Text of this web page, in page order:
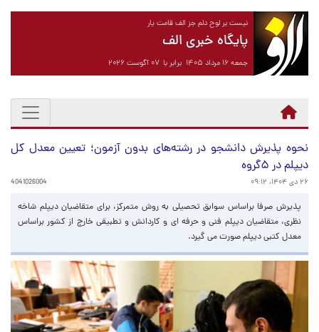
نیست بر لوح دلم جز الف قامت یار
پایگاه خبری الف
جمعه ۱۶ مرداد ۱۴۰۵ برابر با ۰۷ آگوست ۲۰۲۶
نحوه پذیرش دانشجو در رشته‌های بدون آزمون؛ تعیین معدل کل
دیپلم در ۵گروه
۲۶ دی ۱۴۰۴، ۰۹:۱۲ 4041026004
پذیرش صرفا براساس سوابق تحصیلی به روش متمرکز، برای متقاضیان دیپلم شاخه
نظری، متقاضیان دیپلم فنی و حرفه ای و کاردانش و تطبیقی خارج از کشور براساس
معدل کتبی دیپلم صورت می گیرد.